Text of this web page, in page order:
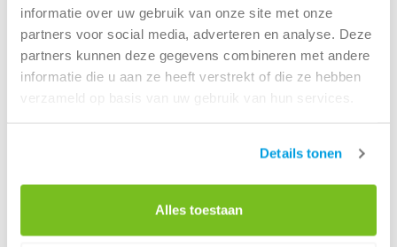
informatie over uw gebruik van onze site met onze
partners voor social media, adverteren en analyse. Deze
partners kunnen deze gegevens combineren met andere
informatie die u aan ze heeft verstrekt of die ze hebben
verzameld op basis van uw gebruik van hun services.
Details tonen
Alles toestaan
Openingstijden locatie:
maandag
08:00 - 17:00
dinsdag
08:00 - 17:00
08:00 - 17:00